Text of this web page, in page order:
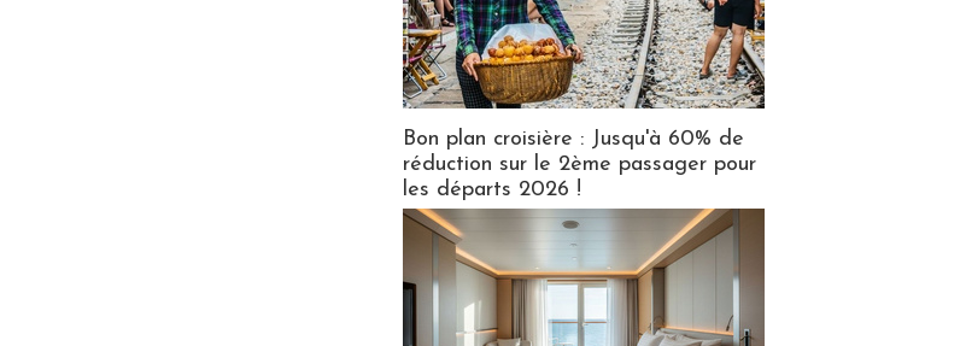
Bon plan croisière : Jusqu'à 60% de
réduction sur le 2ème passager pour
les départs 2026 !